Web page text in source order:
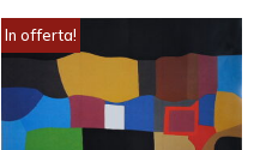
In offerta!